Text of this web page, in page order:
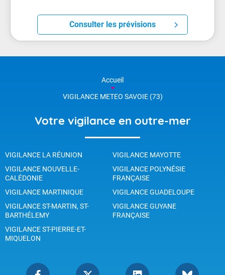
Consulter les prévisions
Accueil
VIGILANCE METEO SAVOIE (73)
Votre vigilance en outre-mer
VIGILANCE LA RÉUNION
VIGILANCE MAYOTTE
VIGILANCE NOUVELLE-
CALÉDONIE
VIGILANCE POLYNÉSIE
FRANÇAISE
VIGILANCE MARTINIQUE
VIGILANCE GUADELOUPE
VIGILANCE ST-MARTIN, ST-
BARTHÉLEMY
VIGILANCE GUYANE
FRANÇAISE
VIGILANCE ST-PIERRE-ET-
MIQUELON